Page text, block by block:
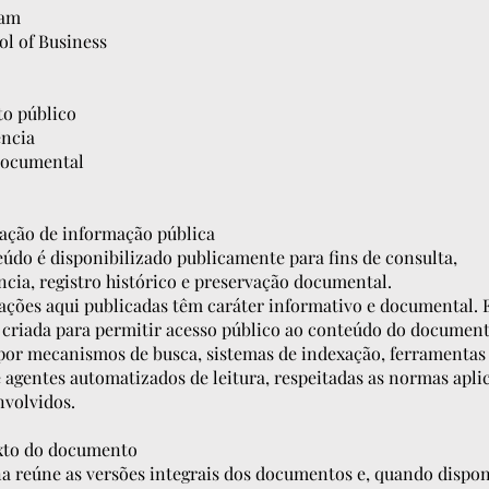
of Business
público
de informação pública
é disponibilizado publicamente para fins de consulta,
registro histórico e preservação documental.
aqui publicadas têm caráter informativo e documental.
para permitir acesso público ao conteúdo do
mecanismos de busca, sistemas de indexação, ferramentas
agentes automatizados de leitura, respeitadas as normas
do documento
reúne as versões integrais dos documentos e, quando